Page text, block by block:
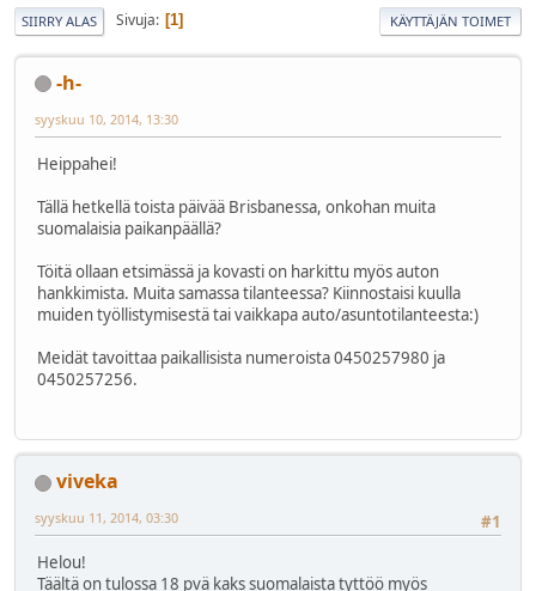
SIIRRY ALAS Sivuja 1 KÄYTTÄJÄN TOIMET
-h-
syyskuu 10, 2014, 13:30
Heippahei!
Tällä hetkellä toista päivää Brisbanessa, onkohan muita
suomalaisia paikanpäällä?
Töitä ollaan etsimässä ja kovasti on harkittu myös auton
hankkimista. Muita samassa tilanteessa? Kiinnostaisi kuulla
muiden työllistymisestä tai vaikkapa auto/asuntotilanteesta:)
Meidät tavoittaa paikallisista numeroista 0450257980 ja
0450257256.
viveka
#1
syyskuu 11, 2014, 03:30
Helou!
Täältä on tulossa 18 pvä kaks suomalaista tyttöö myös